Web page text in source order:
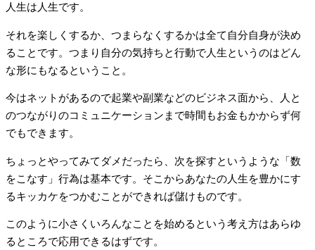
人生は人生です。
それを楽しくするか、つまらなくするかは全て自分自身が決め
ることです。つまり自分の気持ちと行動で人生というのはどん
な形にもなるということ。
今はネットがあるので起業や副業などのビジネス面から、人と
のつながりのコミュニケーションまで時間もお金もかからず何
でもできます。
ちょっとやってみてダメだったら、次を探すというような「数
をこなす」行為は基本です。そこからあなたの人生を豊かにす
るキッカケをつかむことができれば儲けものです。
このように小さくいろんなことを始めるという考え方はあらゆ
るところで応用できるはずです。